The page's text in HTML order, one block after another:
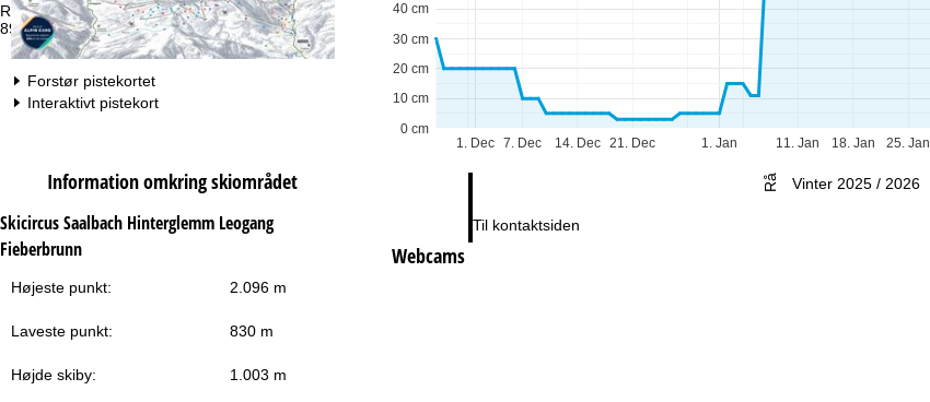
Rådgivning
89 88 11 67 eller +4922188828448
Åbningstider
Lør-søn:
Til kontaktsiden
Rådgivning
Forstør pistekortet
Interaktivt pistekort
Information omkring skiområdet
Skicircus Saalbach Hinterglemm Leogang
Fieberbrunn
Højeste punkt: 2.096 m
Laveste punkt: 830 m
Højde skiby: 1.003 m
1. Dec 1. Jan
7. Dec 14. Dec 21. Dec 11. Jan 18. Jan 25. Jan
0 cm
10 cm
20 cm
30 cm
40 cm
Vinter 2025 / 2026
Webcams